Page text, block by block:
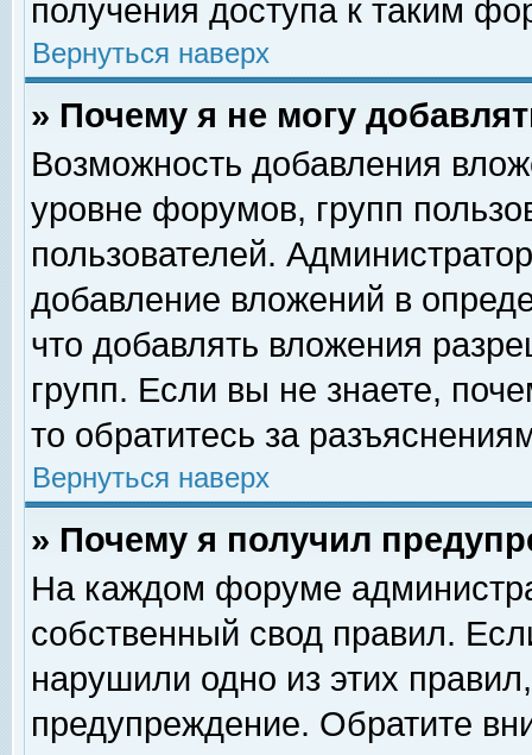
получения доступа к таким
Вернуться наверх
» Почему я не могу
Возможность добавления
уровне форумов, групп
пользователей.
добавление вложений в
что добавлять вложения
групп. Если вы не знаете,
то обратитесь за
Вернуться наверх
» Почему я получил
На каждом форуме
собственный свод правил.
нарушили одно из этих
предупреждение. Обратите